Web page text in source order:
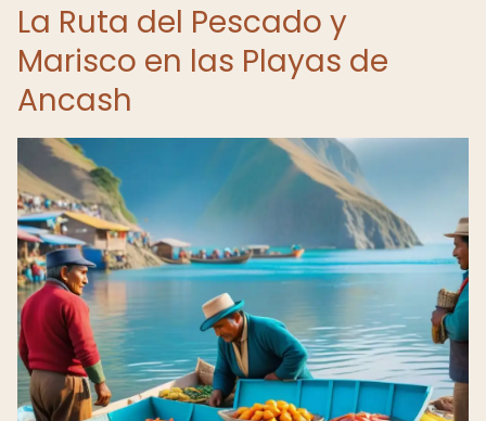
La Ruta del Pescado y
Marisco en las Playas de
Ancash